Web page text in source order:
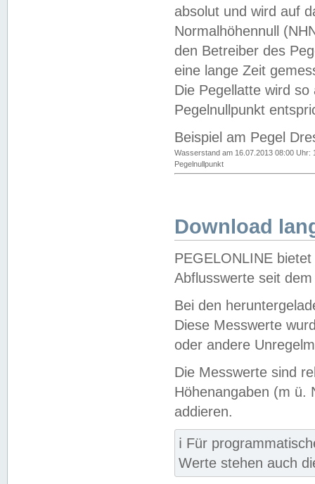
absolut und wird auf
Normalhöhennull
den Betreiber des
eine lange Zeit
Die Pegellatte wird
Pegelnullpunkt
Beispiel am Pegel
Wasserstand am 16.07.2013 08:00 Uhr:
Pegelnullpunkt
Download
PEGELONLINE
Abflusswerte seit
Bei den
Diese Messwerte
oder andere
Die Messwerte sind
Höhenangaben (m ü.
addieren.
ℹ️ Für
Werte stehen auch